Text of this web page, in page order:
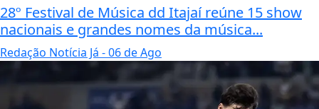
28º Festival de Música dd Itajaí reúne 15 show
nacionais e grandes nomes da música...
Redação Notícia Já - 06 de Ago